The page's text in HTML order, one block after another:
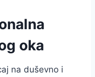
oka
na duševno i